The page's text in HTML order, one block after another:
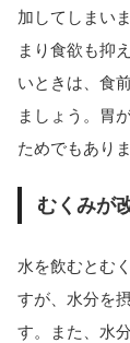
加してしまい
まり食欲も抑
いときは、食
ましょう。胃
ためでもありま
むくみが
水を飲むとむ
すが、水分を
す。また、水